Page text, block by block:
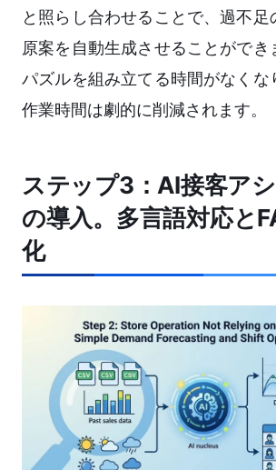
と照らし合わせることで、過不
原案を自動生成させることができ
パズルを組み立てる時間がなくな
作業時間は劇的に削減されます。
ステップ3：AI接客ア
の導入。多言語対応と
化